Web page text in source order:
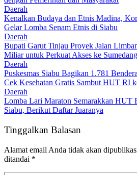
Daerah
Kenalkan Budaya dan Etnis Madina,
Gelar Lomba Senam Etnis di Siabu
Daerah
Bupati Garut Tinjau Proyek Jalan
Miliar untuk Perkuat Akses ke Sumedang
Daerah
Puskesmas Siabu Bagikan 1.781
Cek Kesehatan Gratis Sambut HUT RI
Daerah
Lomba Lari Maraton Semarakkan HUT
Siabu, Berikut Daftar Juaranya
Tinggalkan Balasan
Alamat email Anda tidak akan
ditandai *